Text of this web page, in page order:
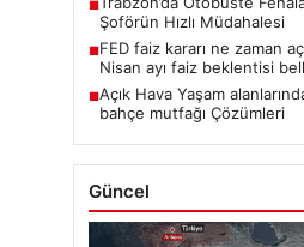
■
Şoförün Hızlı Müdahalesi
■FED faiz kararı ne zaman
Nisan ayı faiz beklentisi
■Açık Hava Yaşam
bahçe mutfağı Çözümleri
Güncel